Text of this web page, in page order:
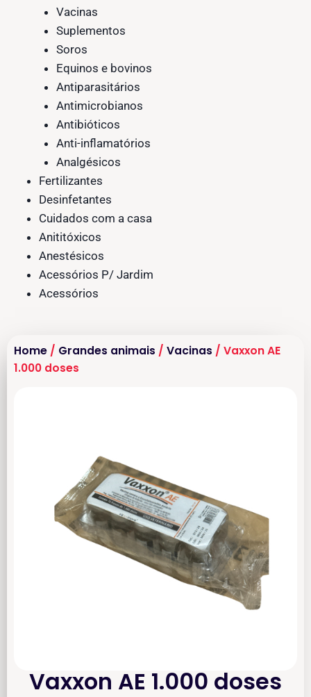
Vacinas
Suplementos
Soros
Equinos e bovinos
Antiparasitários
Antimicrobianos
Antibióticos
Anti-inflamatórios
Analgésicos
Fertilizantes
Desinfetantes
Cuidados com a casa
Anititóxicos
Anestésicos
Acessórios P/ Jardim
Acessórios
Home / Grandes animais / Vacinas / Vaxxon AE
1.000 doses
Vaxxon AE 1.000 doses